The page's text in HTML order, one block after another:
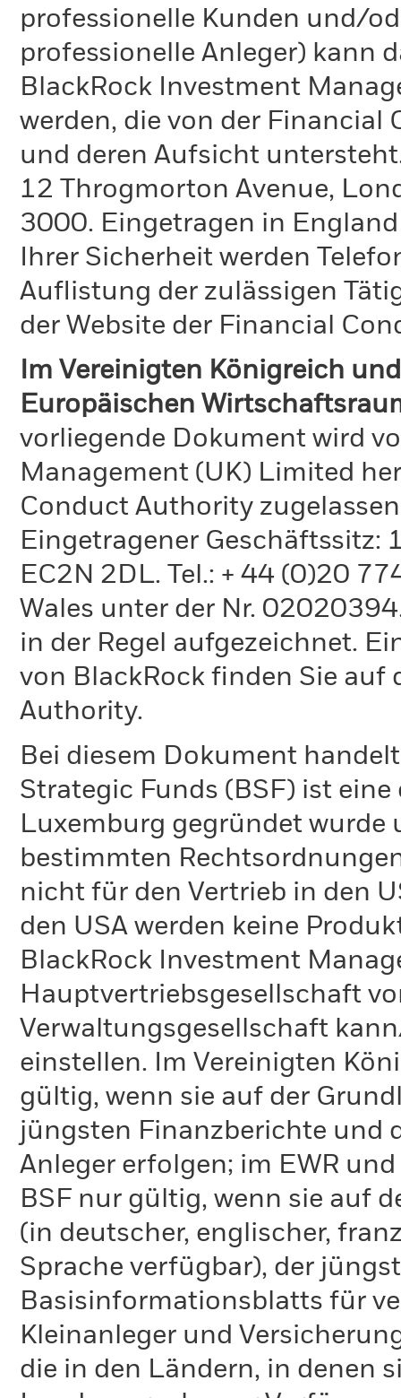
professionelle Kunden und/
professionelle Anleger) kann
BlackRock Investment
werden, die von der Financial
und deren Aufsicht
12 Throgmorton Avenue,
3000. Eingetragen in
Ihrer Sicherheit werden
Auflistung der zulässigen
der Website der Financial
Im Vereinigten Königreich
Europäischen
vorliegende Dokument wird
Management (UK) Limited
Conduct Authority
Eingetragener Geschäftssitz:
EC2N 2DL. Tel.: + 44 (0)20
Wales unter der Nr.
in der Regel aufgezeichnet.
von BlackRock finden Sie auf
Authority.
Bei diesem Dokument
Strategic Funds (BSF) ist
Luxemburg gegründet
bestimmten
nicht für den Vertrieb in den
den USA werden keine
BlackRock Investment
Hauptvertriebsgesellschaft
Verwaltungsgesellschaft
einstellen. Im Vereinigten
gültig, wenn sie auf der
jüngsten Finanzberichte und
Anleger erfolgen; im EWR
BSF nur gültig, wenn sie auf
(in deutscher, englischer,
Sprache verfügbar), der
Basisinformationsblatts für
Kleinanleger und
die in den Ländern, in denen